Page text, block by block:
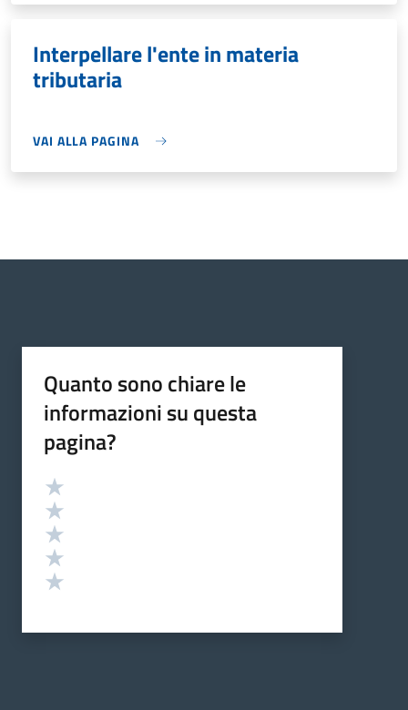
Interpellare l'ente in materia
tributaria
VAI ALLA PAGINA
Quanto sono chiare le
informazioni su questa
pagina?
Valutazione